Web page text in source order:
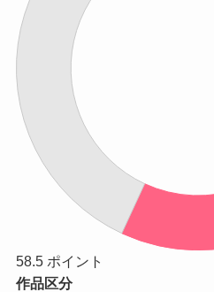
58.5 ポイント
作品区分